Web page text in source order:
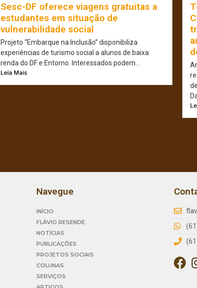
Sesc-DF oferece viagens gratuitas a
estudantes em situação de
vulnerabilidade social
Projeto “Embarque na Inclusão” disponibiliza
experiências de turismo social a alunos de baixa
renda do DF e Entorno. Interessados podem...
Leia Mais
Navegue
INÍCIO
FLÁVIO RESENDE
NOTÍCIAS
PUBLICAÇÕES
PROJETOS SOCIAIS
COLUNAS
SERVIÇOS